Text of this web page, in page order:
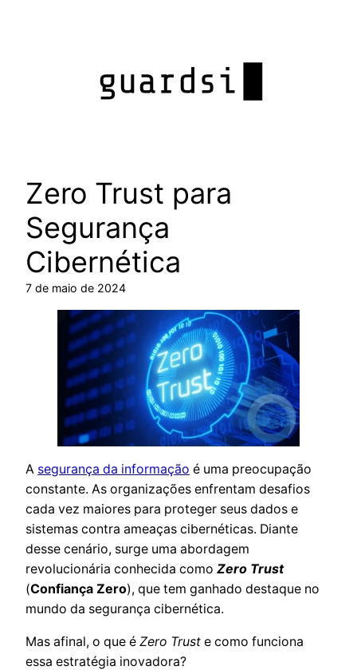
Zero Trust para
Segurança
Cibernética
7 de maio de 2024
A segurança da informação é uma preocupação
constante. As organizações enfrentam desafios
cada vez maiores para proteger seus dados e
sistemas contra ameaças cibernéticas. Diante
desse cenário, surge uma abordagem
revolucionária conhecida como Zero Trust
(Confiança Zero), que tem ganhado destaque no
mundo da segurança cibernética.
Mas afinal, o que é Zero Trust e como funciona
essa estratégia inovadora?